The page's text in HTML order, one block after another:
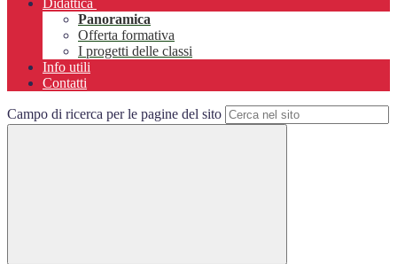
Didattica
Panoramica
Offerta formativa
I progetti delle classi
Info utili
Contatti
Campo di ricerca per le pagine del sito